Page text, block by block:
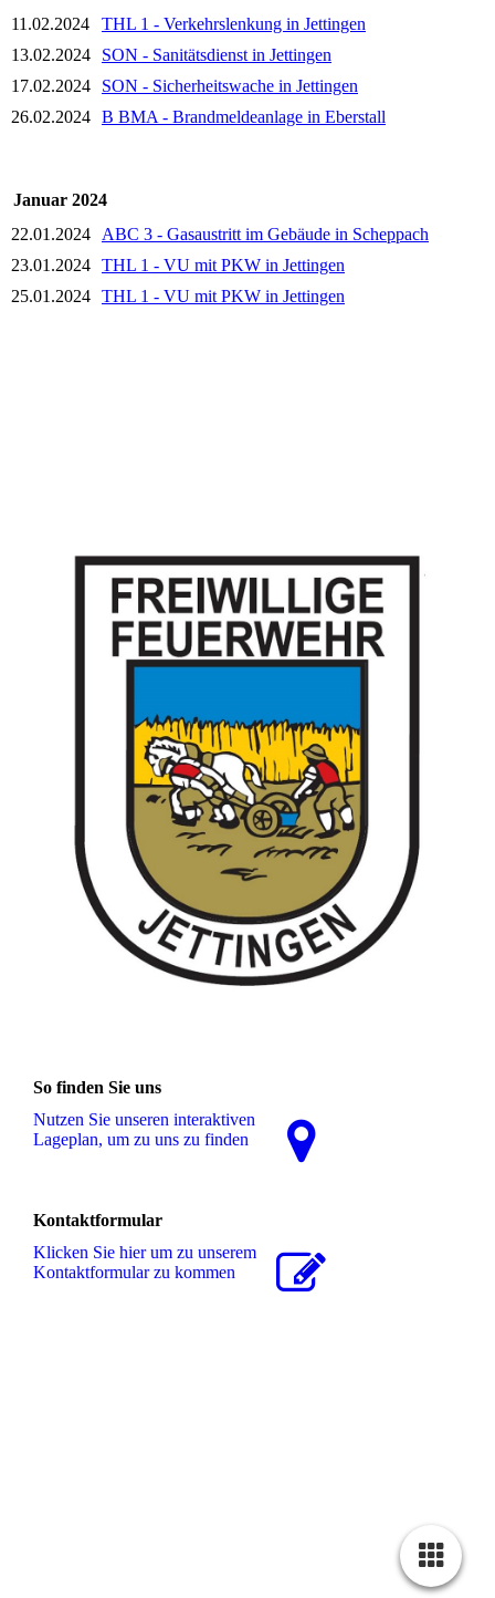
11.02.2024
THL 1 - Verkehrslenkung in Jettingen
13.02.2024
SON - Sanitätsdienst in Jettingen
17.02.2024
SON - Sicherheitswache in Jettingen
26.02.2024 B BMA - Brandmeldeanlage in Eberstall
Januar 2024
22.01.2024
ABC 3 - Gasaustritt im Gebäude in Scheppach
23.01.2024 THL 1 - VU mit PKW in Jettingen
25.01.2024 THL 1 - VU mit PKW in Jettingen
So finden Sie uns
Nutzen Sie unseren interaktiven
La­ge­plan, um zu uns zu finden
Kontaktformular
Klicken Sie hier um zu unserem
Kon­takt­for­mu­lar zu kommen